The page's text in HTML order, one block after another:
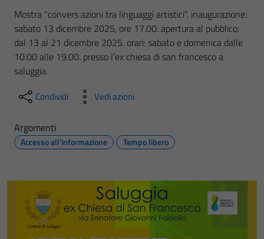
Mostra "convers azioni tra linguaggi artistici". inaugurazione:
sabato 13 dicembre 2025, ore 17.00. apertura al pubblico:
dal 13 al 21 dicembre 2025. orari: sabato e domenica dalle
10.00 alle 19.00. presso l’ex chiesa di san francesco a
saluggia.
Condividi Vedi azioni
Argomenti
Accesso all'informazione Tempo libero